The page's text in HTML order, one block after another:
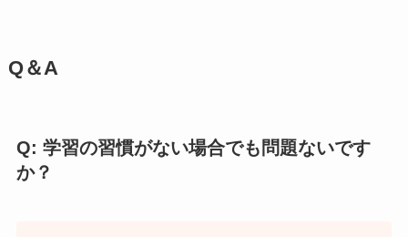
Q＆A
Q: 学習の習慣がない場合でも問題ないです
か？